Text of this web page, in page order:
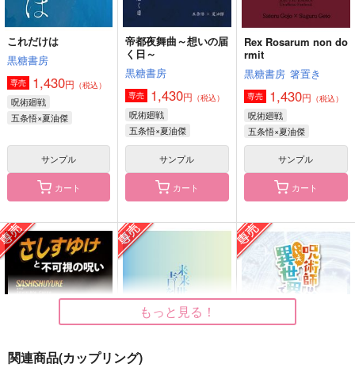
作品詳細 作品詳細 作品詳細
雨音と、君と。
黒糖書房
1,430円（税込）
五条悟×夏油傑
サンプル
作品詳細
空白に棲む怪物
黒糖書房
（税込）
五条悟×夏油傑
サンプル
インクブルーに誓って
黒糖書房
1,430 円（税込）
五条悟×夏油傑
サンプル
これだけは
黒糖書房
専売 1,430円 （税込）
呪術廻戦
五条悟×夏油傑
サンプル
カート
帝都夜舞曲～想いの届
く日～
黒糖書房
専売 1,430円 （税込）
呪術廻戦
五条悟×夏油傑
サンプル
カート
Rex Rosarum non do
rmit
黒糖書房 箸置き
専売 1,430円 （税込）
呪術廻戦
五条悟×夏油傑
サンプル
カート
もっと見る！
関連商品(カップリング)